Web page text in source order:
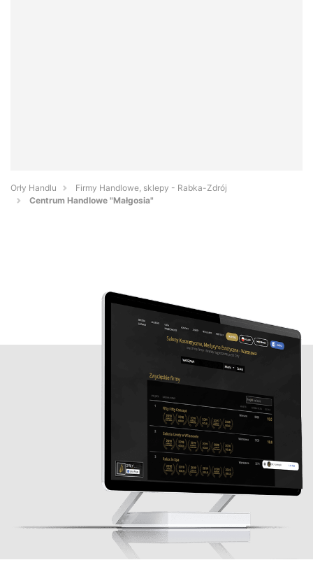
Orły Handlu
Firmy Handlowe, sklepy - Rabka-Zdrój
Centrum Handlowe "Małgosia"